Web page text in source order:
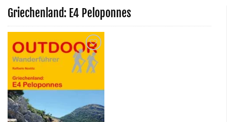
Griechenland: E4 Peloponnes
Zu
Wunschliste
hinzufügen